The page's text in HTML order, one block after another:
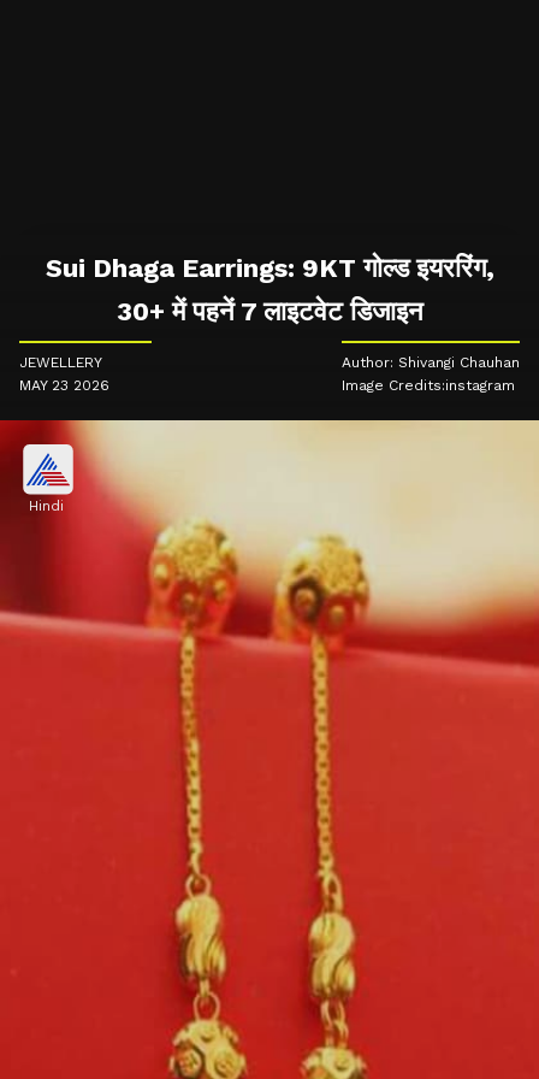
Sui Dhaga Earrings: 9KT गोल्ड इयररिंग,
30+ में पहनें 7 लाइटवेट डिजाइन
JEWELLERY
MAY 23 2026
Author: Shivangi Chauhan
Image Credits:instagram
Hindi